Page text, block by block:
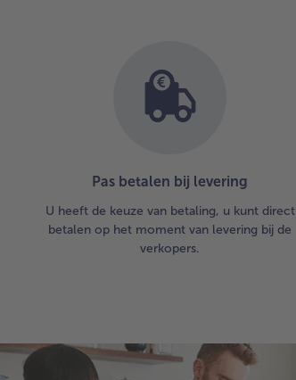
Pas betalen bij levering
U heeft de keuze van betaling, u kunt direct
betalen op het moment van levering bij de
verkopers.